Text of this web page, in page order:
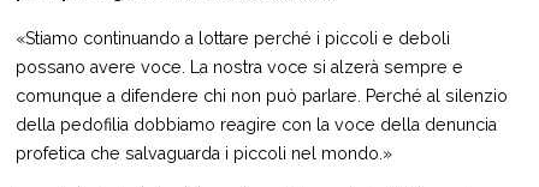
«Stiamo continuando a lottare perché i piccoli e deboli
possano avere voce. La nostra voce si alzerà sempre e
comunque a difendere chi non può parlare. Perché al silenzio
della pedofilia dobbiamo reagire con la voce della denuncia
profetica che salvaguarda i piccoli nel mondo.»